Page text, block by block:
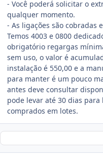
- Você poderá solicitar o
qualquer momento.
- As ligações são cobradas
Temos 4003 e 0800
obrigatório regargas
sem uso, o valor é
instalação é 550,00 e a
para manter é um pouco
antes deve consultar
pode levar até 30 dias
comprados em lotes.